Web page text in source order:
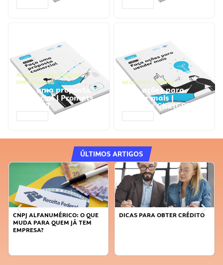
NEGÓCIOS, PROCESSOS
EMPRESARIAIS
Faça uma proposta
comercial | Prompts
ChatGPT
NEGÓCIOS, VENDAS
Faça ações para
vender mais |
Prompts ChatGPT
ÚLTIMOS ARTIGOS
CNPJ ALFANUMÉRICO: O QUE
MUDA PARA QUEM JÁ TEM
EMPRESA?
DICAS PARA OBTER CRÉDITO